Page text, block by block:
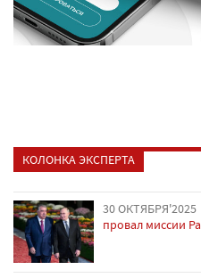
КОЛОНКА ЭКСПЕРТА
30 ОКТЯБРЯ'2025
провал миссии